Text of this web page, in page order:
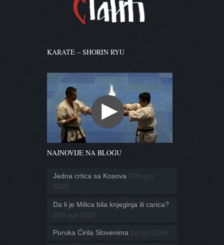
KARATE – SHORIN RYU
NAJNOVIJE NA BLOGU
Jedna crtica sa Kosova 30th јул
2026
Da li je Milica bila knjeginja ili carica?
18th јул 2026
Poruka Ćirila Slovenima 1st јул 2026